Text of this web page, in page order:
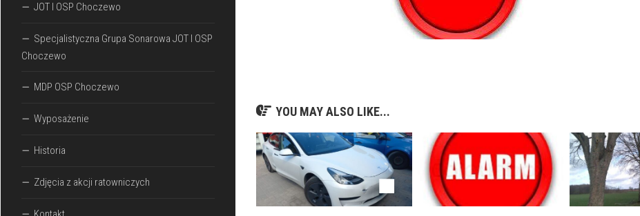
YOU MAY ALSO LIKE...
JOT I OSP Choczewo
Specjalistyczna Grupa Sonarowa JOT I OSP
Choczewo
MDP OSP Choczewo
Wyposażenie
Historia
Zdjęcia z akcji ratowniczych